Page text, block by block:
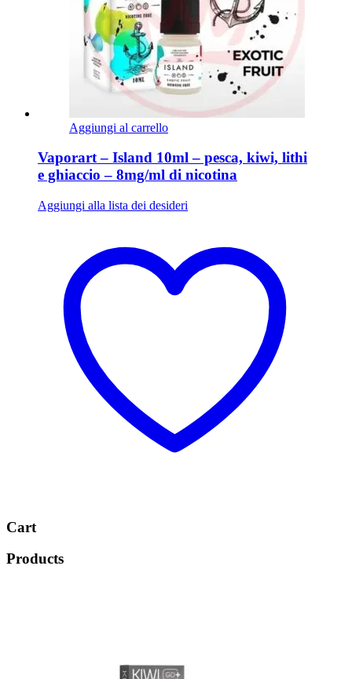
Aggiungi al carrello
Vaporart – Island 10ml – pesca, kiwi, lithi
e ghiaccio – 8mg/ml di nicotina
Aggiungi alla lista dei desideri
Cart
Products